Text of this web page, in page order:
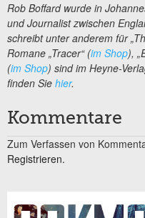
Rob Boffardwurde in
und Journalist zwischen
schreibt unter anderem für
Romane „Tracer“ (im Shop),
(im Shop) sind im Heyne-
finden Sie hier.
Kommentare
Zum Verfassen von
Registrieren.